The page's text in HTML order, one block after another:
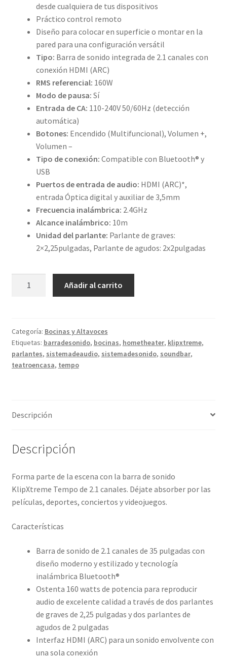
desde cualquiera de tus dispositivos
Práctico control remoto
Diseño para colocar en superficie o montar en la
pared para una configuración versátil
Tipo: Barra de sonido integrada de 2.1 canales con
conexión HDMI (ARC)
RMS referencial: 160W
Modo de pausa: Sí
Entrada de CA: 110-240V 50/60Hz (detección
automática)
Botones: Encendido (Multifuncional), Volumen +,
Volumen –
Tipo de conexión: Compatible con Bluetooth® y
USB
Puertos de entrada de audio: HDMI (ARC)*,
entrada Óptica digital y auxiliar de 3,5mm
Frecuencia inalámbrica: 2.4GHz
Alcance inalámbrico: 10m
Unidad del parlante: Parlante de graves:
2×2,25pulgadas, Parlante de agudos: 2x2pulgadas
de
sonido
Bluetooth
cantidad
Añadir al carrito
Categoría: Bocinas y Altavoces
Etiquetas: barradesonido, bocinas, hometheater, klipxtreme,
parlantes, sistemadeaudio, sistemadesonido, soundbar,
teatroencasa, tempo
Descripción
Descripción
Forma parte de la escena con la barra de sonido
KlipXtreme Tempo de 2.1 canales. Déjate absorber por las
películas, deportes, conciertos y videojuegos.
Características
Barra de sonido de 2.1 canales de 35 pulgadas con
diseño moderno y estilizado y tecnología
inalámbrica Bluetooth®
Ostenta 160 watts de potencia para reproducir
audio de excelente calidad a través de dos parlantes
de graves de 2,25 pulgadas y dos parlantes de
agudos de 2 pulgadas
Interfaz HDMI (ARC) para un sonido envolvente con
una sola conexión